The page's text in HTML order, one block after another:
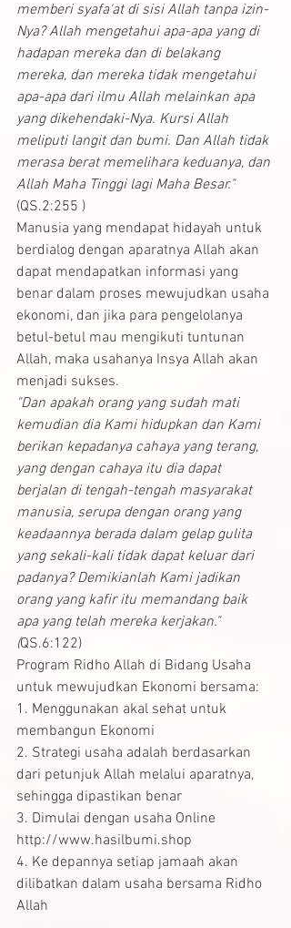
memberi syafa'at di sisi Allah tanpa izin-
Nya? Allah mengetahui apa-apa yang di
hadapan mereka dan di belakang
mereka, dan mereka tidak mengetahui
apa-apa dari ilmu Allah melainkan apa
yang dikehendaki-Nya. Kursi Allah
meliputi langit dan bumi. Dan Allah tidak
merasa berat memelihara keduanya, dan
Allah Maha Tinggi lagi Maha Besar."
(QS.2:255 )
Manusia yang mendapat hidayah untuk
berdialog dengan aparatnya Allah akan
dapat mendapatkan informasi yang
benar dalam proses mewujudkan usaha
ekonomi, dan jika para pengelolanya
betul-betul mau mengikuti tuntunan
Allah, maka usahanya Insya Allah akan
menjadi sukses.
"Dan apakah orang yang sudah mati
kemudian dia Kami hidupkan dan Kami
berikan kepadanya cahaya yang terang,
yang dengan cahaya itu dia dapat
berjalan di tengah-tengah masyarakat
manusia, serupa dengan orang yang
keadaannya berada dalam gelap gulita
yang sekali-kali tidak dapat keluar dari
padanya? Demikianlah Kami jadikan
orang yang kafir itu memandang baik
apa yang telah mereka kerjakan."
(QS.6:122)
Program Ridho Allah di Bidang Usaha
untuk mewujudkan Ekonomi bersama:
1. Menggunakan akal sehat untuk
membangun Ekonomi
2. Strategi usaha adalah berdasarkan
dari petunjuk Allah melalui aparatnya,
sehingga dipastikan benar
3. Dimulai dengan usaha Online
http://www.hasilbumi.shop
4. Ke depannya setiap jamaah akan
dilibatkan dalam usaha bersama Ridho
Allah